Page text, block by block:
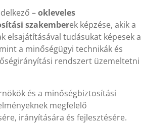
–okleveles
szakemberek képzése, akik a
elsajátításával tudásukat képesek a
a minőségügyi technikák és
rendszert üzemeltetni
és a minőségbiztosítási
megfelelő
irányítására és fejlesztésére.